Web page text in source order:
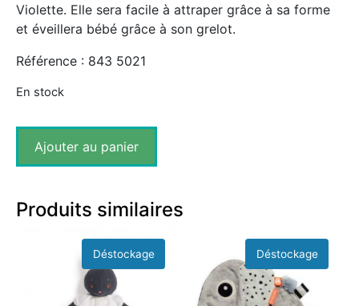
Violette. Elle sera facile à attraper grâce à sa forme
et éveillera bébé grâce à son grelot.
Référence : 843 5021
En stock
Ajouter au panier
Produits similaires